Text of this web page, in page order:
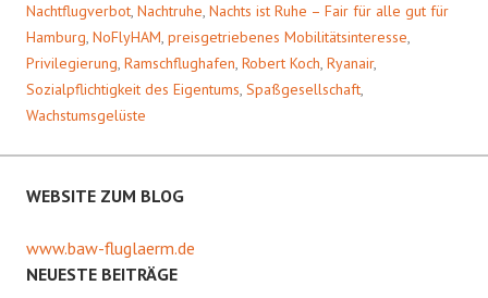
Nachtflugverbot, Nachtruhe, Nachts ist Ruhe – Fair für alle gut für
Hamburg, NoFlyHAM, preisgetriebenes Mobilitätsinteresse,
Privilegierung, Ramschflughafen, Robert Koch, Ryanair,
Sozialpflichtigkeit des Eigentums, Spaßgesellschaft,
Wachstumsgelüste
WEBSITE ZUM BLOG
www.baw-fluglaerm.de
NEUESTE BEITRÄGE